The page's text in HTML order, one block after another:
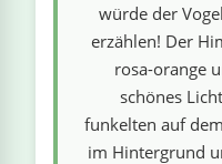
würde der
erzählen! Der
rosa-orange
schönes
funkelten auf
im Hintergrund